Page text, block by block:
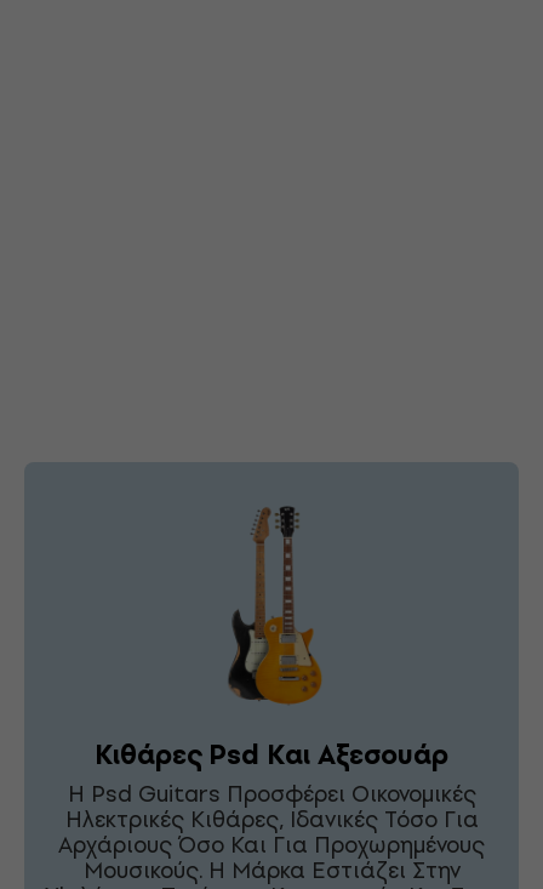
Κιθάρες Psd Και Αξεσουάρ
Η Psd Guitars Προσφέρει Οικονομικές
Ηλεκτρικές Κιθάρες, Ιδανικές Τόσο Για
Αρχάριους Όσο Και Για Προχωρημένους
Μουσικούς. Η Μάρκα Εστιάζει Στην